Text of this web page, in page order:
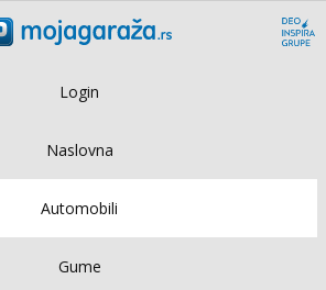
Login
Naslovna
Automobili
Gume